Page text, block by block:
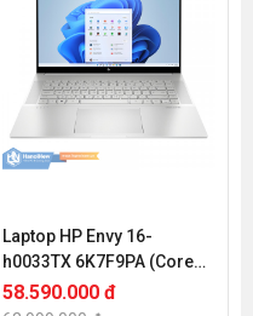
Laptop HP Envy 16-
h0033TX 6K7F9PA (Core
i9-12900H | 16GB | 512GB |
GeForce RTX 3060 6GB |
58.590.000 đ